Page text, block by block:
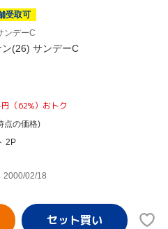
受取可
ンデーC
(26) サンデーC
（62%）おトク
点の価格)
2P
2000/02/18